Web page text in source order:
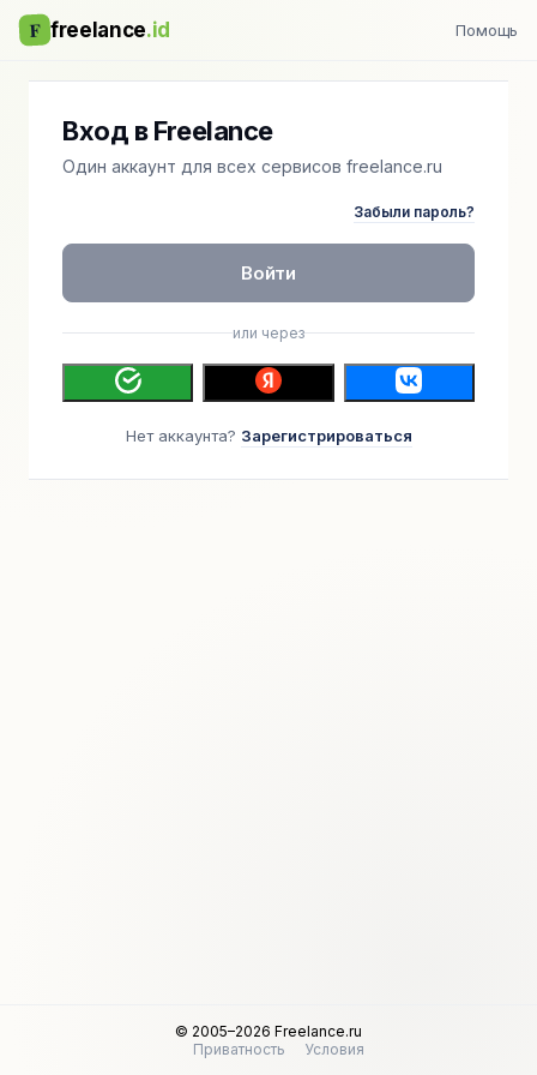
F freelance.id Помощь
Вход в Freelance
Один аккаунт для всех сервисов freelance.ru
Забыли пароль?
Войти
или через
Нет аккаунта? Зарегистрироваться
© 2005–2026 Freelance.ru
Приватность
Условия